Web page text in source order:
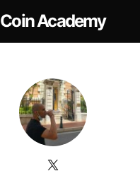
Coin Academy